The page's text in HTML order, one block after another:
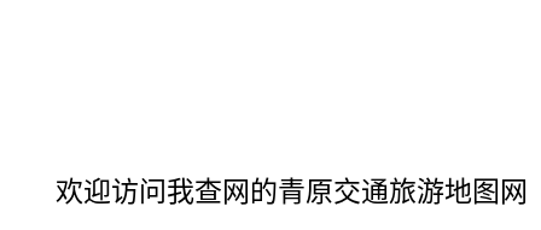
欢迎访问我查网的青原交通旅游地图网